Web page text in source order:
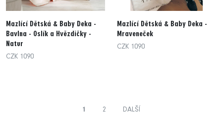
Mazlící Dětská & Baby Deka -
Bavlna - Oslík a Hvězdičky -
Natur
CZK 1090
Mazlící Dětská & Baby Deka -
Mraveneček
CZK 1090
1 2 DALŠÍ